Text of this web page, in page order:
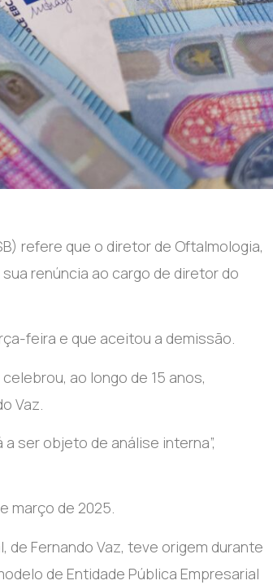
refere que o diretor de Oftalmologia,
renúncia ao cargo de diretor do
feira e que aceitou a demissão.
ao longo de 15 anos,
Vaz.
ser objeto de análise interna”,
março de 2025.
Fernando Vaz, teve origem durante
de Entidade Pública Empresarial